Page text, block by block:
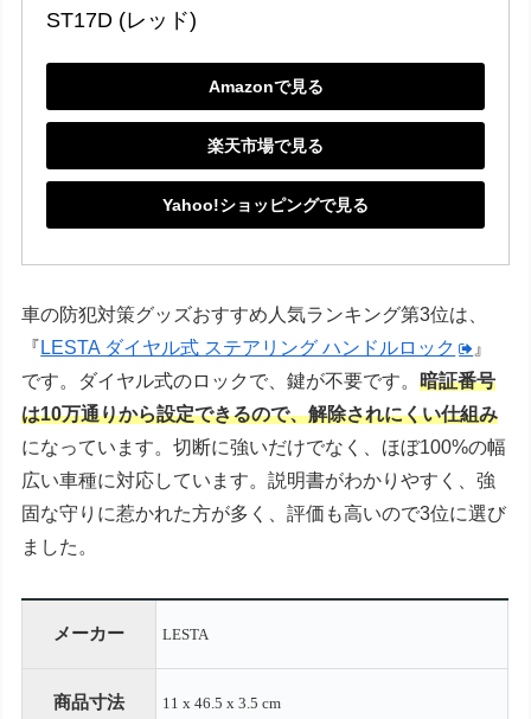
ST17D (レッド)
Amazonで見る
楽天市場で見る
Yahoo!ショッピングで見る
車の防犯対策グッズおすすめ人気ランキング第3位は、
『 LESTA ダイヤル式 ステアリング ハンドルロック
』
です。ダイヤル式のロックで、鍵が不要です。暗証番号
は10万通りから設定できるので、解除されにくい仕組み
になっています。切断に強いだけでなく、ほぼ100%の幅
広い車種に対応しています。説明書がわかりやすく、強
固な守りに惹かれた方が多く、評価も高いので3位に選び
ました。
メーカー LESTA
商品寸法 11 x 46.5 x 3.5 cm